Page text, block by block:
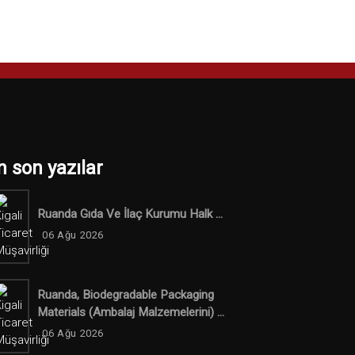
son yazılar
Ruanda Gıda Ve İlaç Kurumu Halk ...
06 Ağu 2026
Ruanda, Biodegradable Packaging
Materials (ambalaj Malzemelerini) ...
06 Ağu 2026